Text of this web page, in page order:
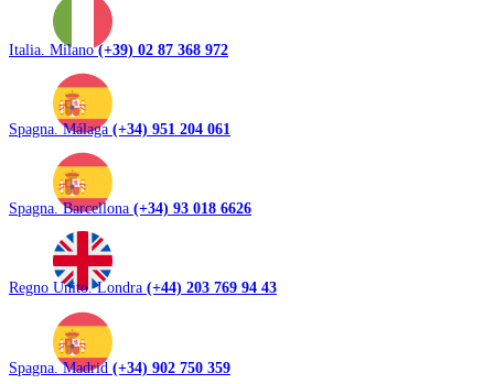
Italia. Milano(+39) 02 87 368 972
Spagna. Málaga (+34) 951 204 061
Spagna. Barcellona (+34) 93 018 6626
Regno Unito. Londra (+44) 203 769 94 43
Spagna. Madrid (+34) 902 750 359